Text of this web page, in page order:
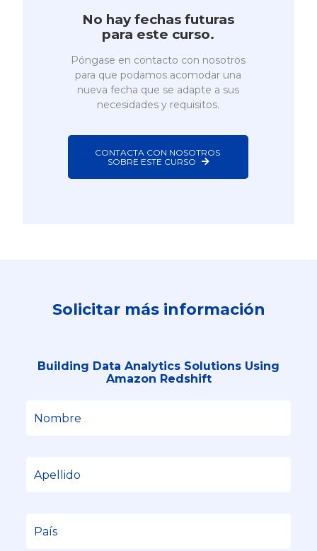
No hay fechas futuras
para este curso.
Póngase en contacto con nosotros
para que podamos acomodar una
nueva fecha que se adapte a sus
necesidades y requisitos.
CONTACTA CON NOSOTROS
SOBRE ESTE CURSO
Solicitar más información
Building Data Analytics Solutions Using
Amazon Redshift